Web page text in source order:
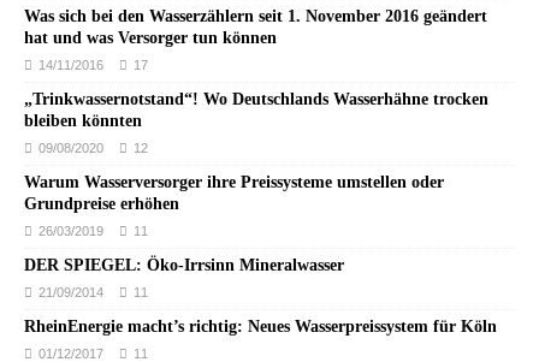
Was sich bei den Wasserzählern seit 1. November 2016 geändert
hat und was Versorger tun können
14/11/2016 17
„Trinkwassernotstand“! Wo Deutschlands Wasserhähne trocken
bleiben könnten
09/08/2020 12
Warum Wasserversorger ihre Preissysteme umstellen oder
Grundpreise erhöhen
26/03/2019 11
DER SPIEGEL: Öko-Irrsinn Mineralwasser
21/09/2014 11
RheinEnergie macht’s richtig: Neues Wasserpreissystem für Köln
01/12/2017 11